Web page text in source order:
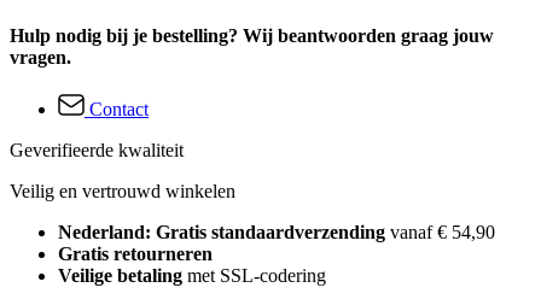
Hulp nodig bij je bestelling? Wij beantwoorden graag jouw
vragen.
Contact
Geverifieerde kwaliteit
Veilig en vertrouwd winkelen
Nederland: Gratis standaardverzending vanaf € 54,90
Gratis retourneren
Veilige betaling met SSL-codering